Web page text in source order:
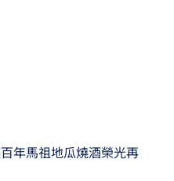
年馬祖地瓜燒酒榮光再